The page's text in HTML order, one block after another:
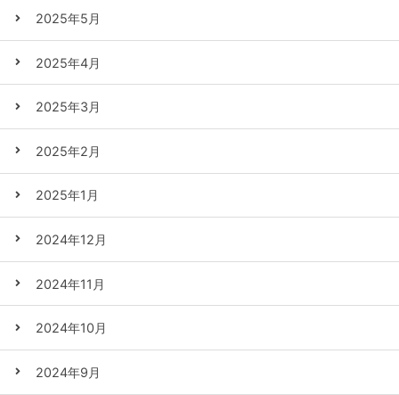
2025年5月
2025年4月
2025年3月
2025年2月
2025年1月
2024年12月
2024年11月
2024年10月
2024年9月